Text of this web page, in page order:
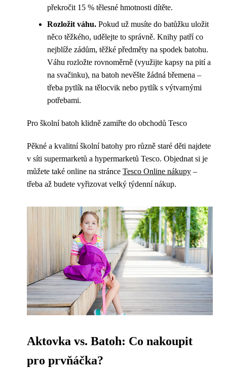
překročit 15 % tělesné hmotnosti dítěte.
Rozložit váhu. Pokud už musíte do batůžku uložit
něco těžkého, udělejte to správně. Knihy patří co
nejblíže zádům, těžké předměty na spodek batohu.
Váhu rozložte rovnoměrně (využijte kapsy na pití a
na svačinku), na batoh nevěšte žádná břemena –
třeba pytlík na tělocvik nebo pytlík s výtvarnými
potřebami.
Pro školní batoh klidně zamiřte do obchodů Tesco
Pěkné a kvalitní školní batohy pro různě staré děti najdete
v síti supermarketů a hypermarketů Tesco. Objednat si je
můžete také online na stránce Tesco Online nákupy –
třeba až budete vyřizovat velký týdenní nákup.
Aktovka vs. Batoh: Co nakoupit
pro prvňáčka?